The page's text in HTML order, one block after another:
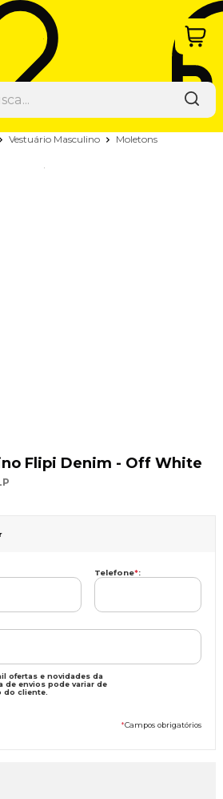
Vestuário Masculino Moletons
Flipi Denim - Off White
Telefone*:
ofertas e novidades da
de envios pode variar de
do cliente.
*Campos obrigatórios